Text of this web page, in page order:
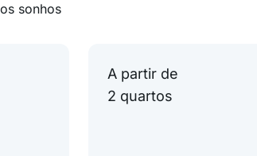
sonhos
A partir de
2 quartos